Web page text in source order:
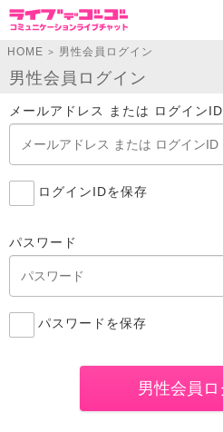
HOME > 男性会員ログイン
男性会員ログイン
メールアドレス または ログインID
ログインIDを保存
パスワード
パスワードを保存